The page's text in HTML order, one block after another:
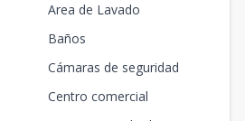
Area de Lavado
Baños
Cámaras de seguridad
Centro comercial